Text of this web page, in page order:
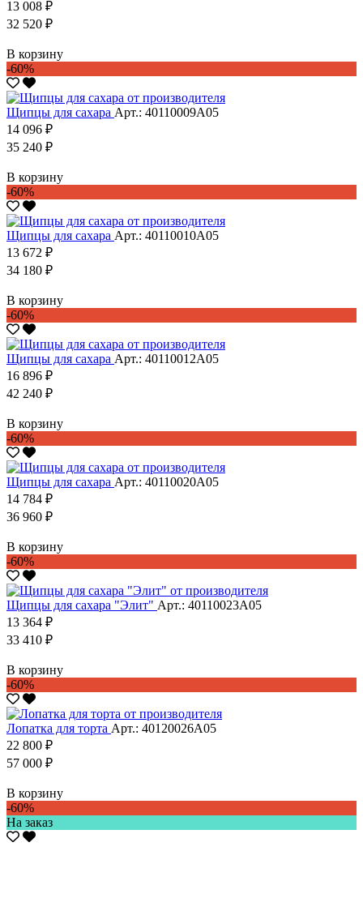
13 008 ₽
32 520 ₽
В корзину
-60%
Щипцы для сахара Арт.: 40110009А05
14 096 ₽
35 240 ₽
В корзину
-60%
Щипцы для сахара Арт.: 40110010А05
13 672 ₽
34 180 ₽
В корзину
-60%
Щипцы для сахара Арт.: 40110012А05
16 896 ₽
42 240 ₽
В корзину
-60%
Щипцы для сахара Арт.: 40110020А05
14 784 ₽
36 960 ₽
В корзину
-60%
Щипцы для сахара "Элит" Арт.: 40110023А05
13 364 ₽
33 410 ₽
В корзину
-60%
Лопатка для торта Арт.: 40120026А05
22 800 ₽
57 000 ₽
В корзину
-60%
На заказ